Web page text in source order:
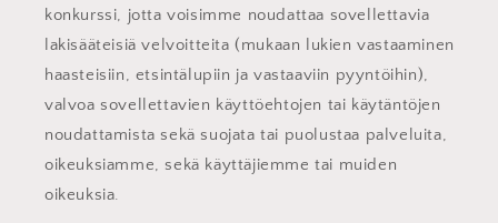
konkurssi, jotta voisimme noudattaa sovellettavia
lakisääteisiä velvoitteita (mukaan lukien vastaaminen
haasteisiin, etsintälupiin ja vastaaviin pyyntöihin),
valvoa sovellettavien käyttöehtojen tai käytäntöjen
noudattamista sekä suojata tai puolustaa palveluita,
oikeuksiamme, sekä käyttäjiemme tai muiden
oikeuksia.